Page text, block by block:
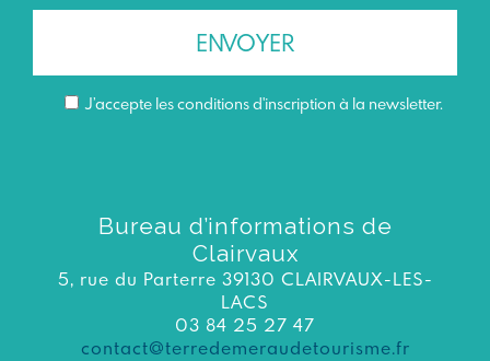
J’accepte les conditions d'inscription à la newsletter.
Bureau d’informations de
Clairvaux
5, rue du Parterre 39130 CLAIRVAUX-LES-
LACS
03 84 25 27 47
contact@terredemeraudetourisme.fr